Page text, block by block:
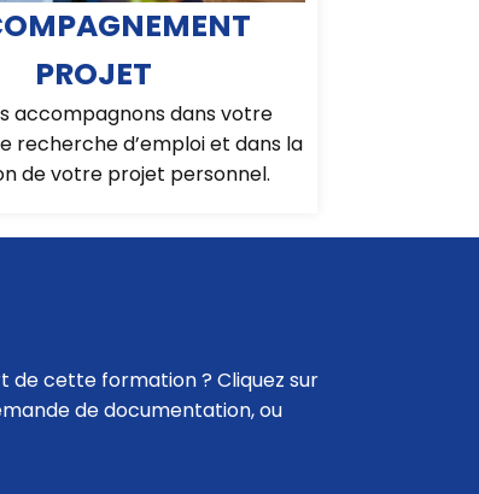
PROJET
accompagnons dans votre
recherche d’emploi et dans la
de votre projet personnel.
de cette formation ? Cliquez sur
de documentation, ou